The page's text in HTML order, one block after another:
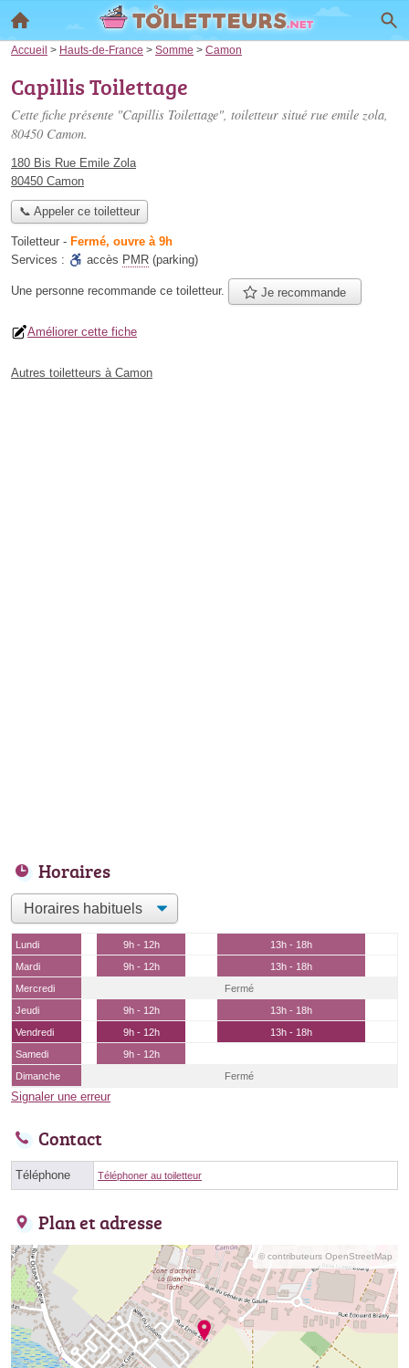
Accueil > Hauts-de-France > Somme > Camon
Capillis Toilettage
Cette fiche présente "Capillis Toilettage", toiletteur situé rue emile zola,
80450 Camon.
180 Bis Rue Emile Zola
80450 Camon
📞 Appeler ce toiletteur
Toiletteur - Fermé, ouvre à 9h
Services :
accès PMR (parking)
Une personne recommande ce toiletteur. Je recommande
Améliorer cette fiche
Autres toiletteurs à Camon
Horaires
Lundi 9h - 12h
13h - 18h
Mardi
9h - 12h
13h - 18h
Mercredi
Fermé
Jeudi
9h - 12h
13h - 18h
Vendredi
9h - 12h
13h - 18h
Samedi
9h - 12h
Dimanche
Fermé
Signaler une erreur
Contact
Téléphone Téléphoner au toiletteur
Plan et adresse
© contributeurs OpenStreetMap